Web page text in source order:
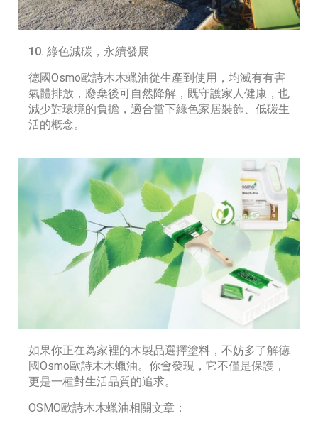
10. 綠色減碳，永續發展
德國Osmo歐詩木木蠟油從生產到使用，均滅有有害
氣體排放，廢棄後可自然降解，既守護家人健康，也
減少對環境的負擔，適合當下綠色家居裝飾、低碳生
活的概念。
如果你正在為家裡的木製品選擇塗料，不妨多了解德
國Osmo歐詩木木蠟油。你會發現，它不僅是保護，
更是一種對生活品質的追求。
OSMO歐詩木木蠟油相關文章：